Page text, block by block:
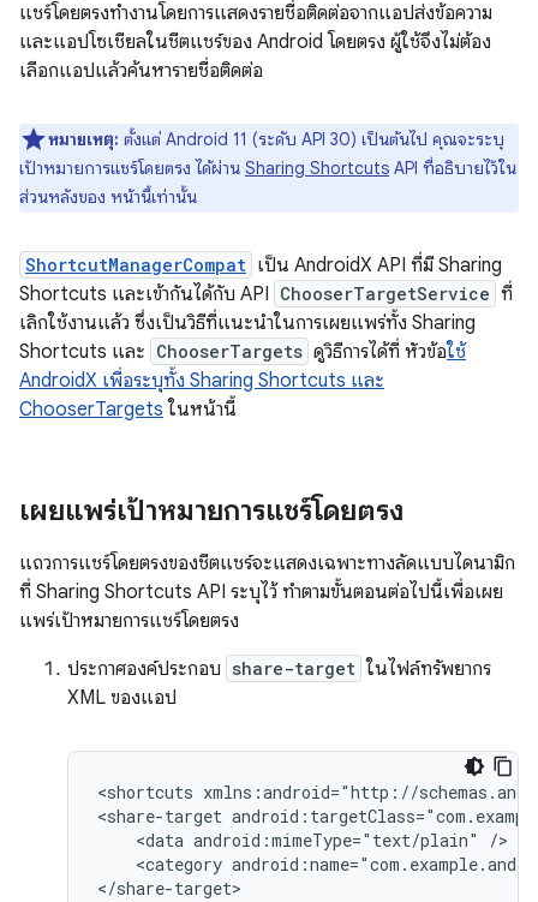
แชร์โดยตรงทำงานโดยการแสดงรายชื่อติดต่อจากแอปส่งข้อความ
และแอปโซเชียลในชีตแชร์ของ Android โดยตรง ผู้ใช้จึงไม่ต้อง
เลือกแอปแล้วค้นหารายชื่อติดต่อ
หมายเหตุ: ตั้งแต่ Android 11 (ระดับ API 30) เป็นต้นไป คุณจะระบุ
เป้าหมายการแชร์โดยตรง ได้ผ่าน Sharing Shortcuts API ที่อธิบายไว้ใน
ส่วนหลังของ หน้านี้เท่านั้น
ShortcutManagerCompat เป็น AndroidX API ที่มี Sharing
Shortcuts และเข้ากันได้กับ API ChooserTargetService ที่
เลิกใช้งานแล้ว ซึ่งเป็นวิธีที่แนะนำในการเผยแพร่ทั้ง Sharing
Shortcuts และ ChooserTargets ดูวิธีการได้ที่ หัวข้อใช้
AndroidX เพื่อระบุทั้ง Sharing Shortcuts และ
ChooserTargets ในหน้านี้
เผยแพร่เป้าหมายการแชร์โดยตรง
แถวการแชร์โดยตรงของชีตแชร์จะแสดงเฉพาะทางลัดแบบไดนามิก
ที่ Sharing Shortcuts API ระบุไว้ ทำตามขั้นตอนต่อไปนี้เพื่อเผย
แพร่เป้าหมายการแชร์โดยตรง
ประกาศองค์ประกอบ share-target ในไฟล์ทรัพยากร
XML ของแอป
<shortcuts xmlns:android="http://
<share-target
<data android:mimeType="text/plain"
<category
</share-target>